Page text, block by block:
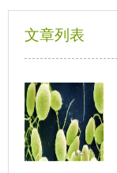
文章列表